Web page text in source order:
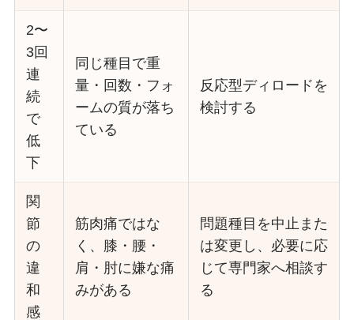
2〜
3回
連
続
で
低
下
同じ種目で重
量・回数・フォ
ームの質が落ち
ている
反応型ディロードを
検討する
関
節
の
違
和
感
筋肉痛ではな
く、膝・腰・
肩・肘に嫌な痛
みがある
問題種目を中止また
は変更し、必要に応
じて専門家へ相談す
る